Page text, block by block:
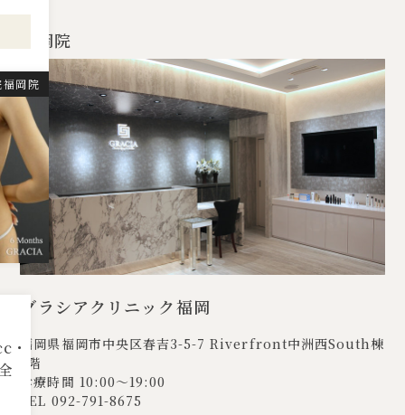
岡院
・
福岡院
グラシアクリニック福岡
福岡県福岡市中央区春吉3-5-7Riverfront中洲西South棟
3階
診療時間 10:00〜19:00
TEL 092-791-8675